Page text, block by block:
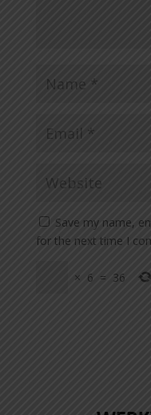
Save my name,
for the next time I
× 6 = 36